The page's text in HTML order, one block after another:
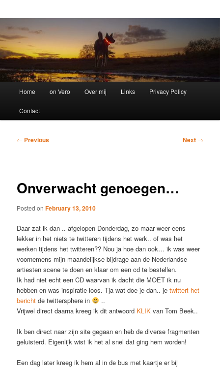
Home on Vero Over mij Links Privacy Policy
Contact
Post
← Previous Next →
Onverwacht genoegen…
Posted onFebruary 13, 2010
Daar zat ik dan .. afgelopen Donderdag, zo maar weer eens
lekker in het niets te twitteren tijdens het werk.. of was het
werken tijdens het twitteren?? Nou ja hoe dan ook… ik was weer
voornemens mijn maandelijkse bijdrage aan de Nederlandse
artiesten scene te doen en klaar om een cd te bestellen.
Ik had niet echt een CD waarvan ik dacht die MOET ik nu
hebben en was inspiratie loos. Tja wat doe je dan.. je twittert het
bericht de twittersphere in
..
Vrijwel direct daarna kreeg ik dit antwoord KLIK van Tom Beek..
Ik ben direct naar zijn site gegaan en heb de diverse fragmenten
geluisterd. Eigenlijk wist ik het al snel dat ging hem worden!
Een dag later kreeg ik hem al in de bus met kaartje er bij